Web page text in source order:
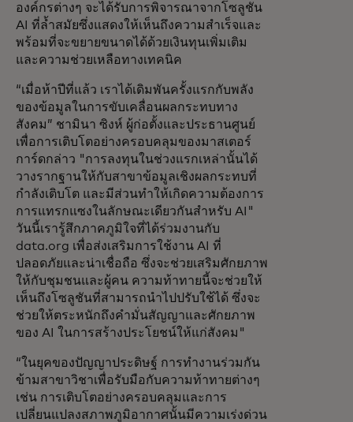
องค์กรต่างๆ จะได้รับการพิจารณาจากโซลูชัน
AI ที่ล้ำสมัยซึ่งแสดงให้เห็นถึงความสำเร็จและ
พร้อมที่จะขยายขนาดได้ด้วยเงินทุนเพิ่มเติม
และความช่วยเหลือทางเทคนิค
“เมื่อห้าปีที่แล้ว เราได้เดิมพันครั้งแรกกับพลัง
ของข้อมูลในการขับเคลื่อนผลกระทบทาง
สังคม” ชามินา ซิงห์ ผู้ก่อตั้งและประธานศูนย์
เพื่อการเติบโตอย่างครอบคลุมของมาสเตอร์
การ์ดกล่าว "การลงทุนในช่วงแรกเหล่านั้นได้
วางรากฐานให้กับสาขาข้อมูลเชิงผลกระทบที่
กำลังเติบโต และมีส่วนทำให้เกิดความต้องการ
การแทรกแซงในลักษณะเดียวกันสำหรับ AI"
วันนี้เรารู้สึกภาคภูมิใจที่ได้ร่วมงานกับ
data.org เพื่อส่งเสริมการใช้งาน AI ที่
ปลอดภัยและน่าเชื่อถือ ซึ่งจะช่วยเสริมศักยภาพ
ให้กับชุมชนและผู้คน ความท้าทายนี้จะช่วยให้
เห็นถึงโซลูชันที่สามารถนำไปปรับใช้ได้ ซึ่งจะ
ช่วยให้ตระหนักถึงคำมั่นสัญญาและศักยภาพ
ของ AI ในการสร้างประโยชน์ให้แก่สังคม"
“ในยุคของปัญญาประดิษฐ์ การทำงานร่วมกัน
ข้ามสาขาวิชาเพื่อรับมือกับความท้าทายต่างๆ
เช่น การเติบโตอย่างครอบคลุมและการ
เปลี่ยนแปลงสภาพภูมิอากาศนั้นมีความเร่งด่วน